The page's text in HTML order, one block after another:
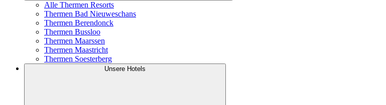
Alle Thermen Resorts
Thermen Bad Nieuweschans
Thermen Berendonck
Thermen Bussloo
Thermen Maarssen
Thermen Maastricht
Thermen Soesterberg
Unsere Hotels